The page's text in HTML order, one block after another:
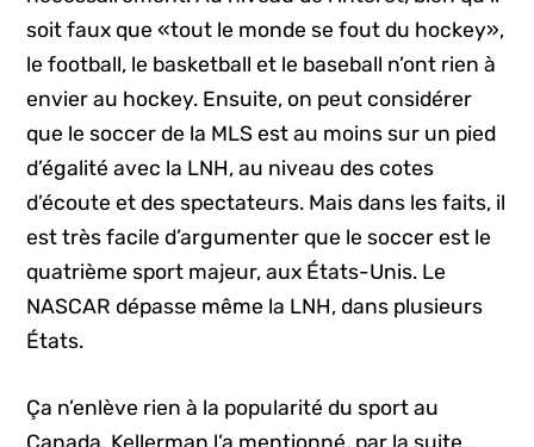
soit faux que «tout le monde se fout du hockey»,
le football, le basketball et le baseball n’ont rien à
envier au hockey. Ensuite, on peut considérer
que le soccer de la MLS est au moins sur un pied
d’égalité avec la LNH, au niveau des cotes
d’écoute et des spectateurs. Mais dans les faits, il
est très facile d’argumenter que le soccer est le
quatrième sport majeur, aux États-Unis. Le
NASCAR dépasse même la LNH, dans plusieurs
États.
Ça n’enlève rien à la popularité du sport au
Canada. Kellerman l’a mentionné, par la suite…